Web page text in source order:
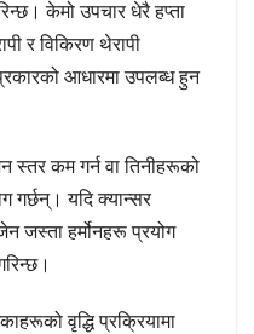
केमो उपचार धेरै हप्ता
र विकिरण थेरापी
आधारमा उपलब्ध हुन
स्तर कम गर्न वा तिनीहरूको
गर्छन्। यदि क्यान्सर
जस्ता हर्मोनहरू प्रयोग
वृद्धि प्रक्रियामा